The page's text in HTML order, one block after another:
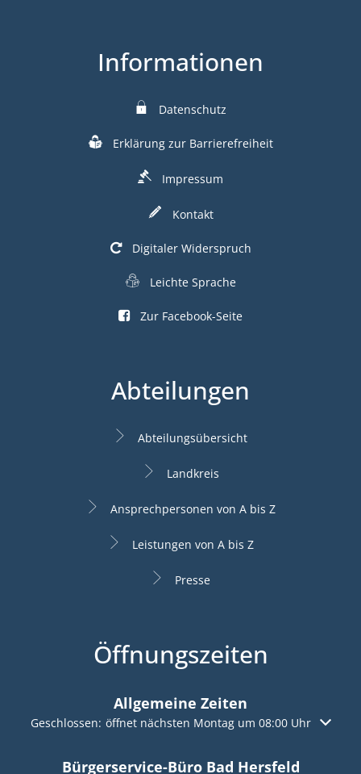
Informationen
Datenschutz
Erklärung zur Barrierefreiheit
Impressum
Kontakt
Digitaler Widerspruch
Leichte Sprache
Zur Facebook-Seite
Abteilungen
Abteilungsübersicht
Landkreis
Ansprechpersonen von A bis Z
Leistungen von A bis Z
Presse
Öffnungszeiten
Allgemeine Zeiten
Klicken, um weitere Öffnungs- oder Schließzeiten
Geschlossen: öffnet nächsten Montag um 08:00 Uhr
Bürgerservice-Büro Bad Hersfeld